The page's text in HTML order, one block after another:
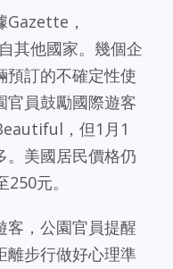
Gazette，
其他國家。幾個企
預訂的不確定性使
官員鼓勵國際遊客
，但1月1
。美國居民價格仍
元。
客，公園官員提醒
離步行做好心理準